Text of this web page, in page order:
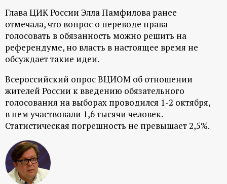
й
п
о
р
т
а
л
Глава ЦИК России Элла Памфилова ранее
отмечала, что вопрос о переводе права
голосовать в обязанность можно решить на
референдуме, но власть в настоящее время не
обсуждает такие идеи.
Всероссийский опрос ВЦИОМ об отношении
жителей России к введению обязательного
голосования на выборах проводился 1-2 октября,
в нем участвовали 1,6 тысячи человек.
Статистическая погрешность не превышает 2,5%.